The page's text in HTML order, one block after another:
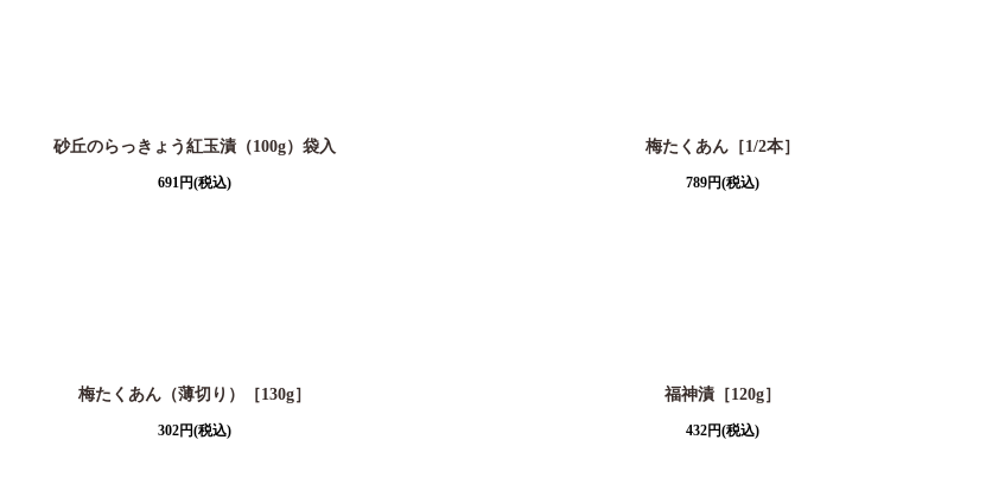
砂丘のらっきょう紅玉漬（100g）袋入
691円(税込)
梅たくあん［1/2本］
789円(税込)
梅たくあん（薄切り）［130g］
302円(税込)
福神漬［120g］
432円(税込)